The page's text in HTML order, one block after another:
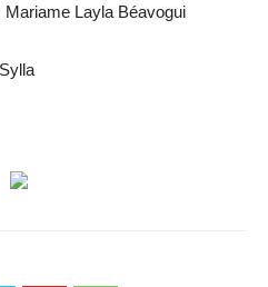
Mariame Layla Béavogui